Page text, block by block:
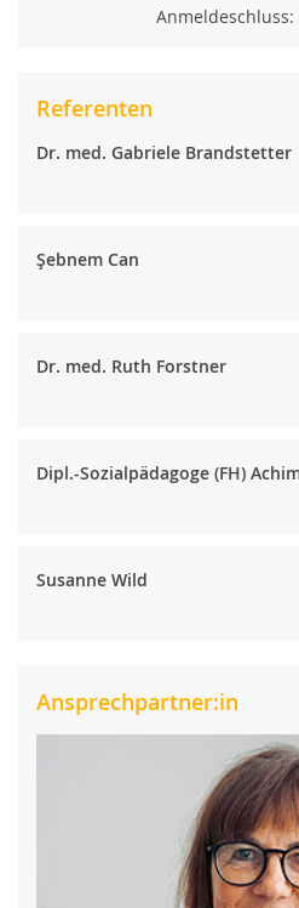
Anmeldeschluss:
Referenten
Dr. med. Gabriele Brandstetter
Şebnem Can
Dr. med. Ruth Forstner
Dipl.-Sozialpädagoge (FH)
Susanne Wild
Ansprechpartner:in